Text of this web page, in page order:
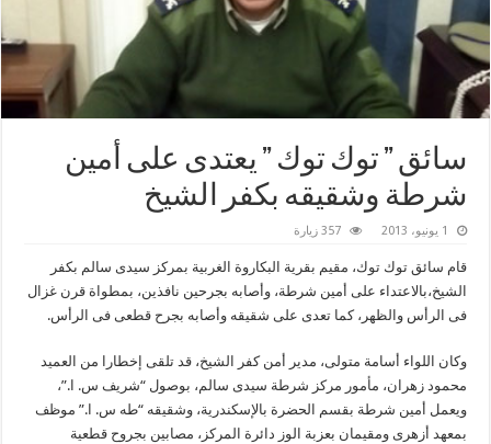
سائق ” توك توك ” يعتدى على أمين
شرطة وشقيقه بكفر الشيخ
1 يونيو، 2013 357 زيارة
قام سائق توك توك، مقيم بقرية البكاروة الغربية بمركز سيدى سالم بكفر
الشيخ،بالاعتداء على أمين شرطة، وأصابه بجرحين نافذين، بمطواة قرن غزال
فى الرأس والظهر، كما تعدى على شقيقه وأصابه بجرح قطعى فى الرأس.
وكان اللواء أسامة متولى، مدير أمن كفر الشيخ، قد تلقى إخطارا من العميد
محمود زهران، مأمور مركز شرطة سيدى سالم، بوصول “شريف س. ا.”،
ويعمل أمين شرطة بقسم الحضرة بالإسكندرية، وشقيقه “طه س. ا.” موظف
بمعهد أزهرى ومقيمان بعزبة الوز دائرة المركز، مصابين بجروح قطعية